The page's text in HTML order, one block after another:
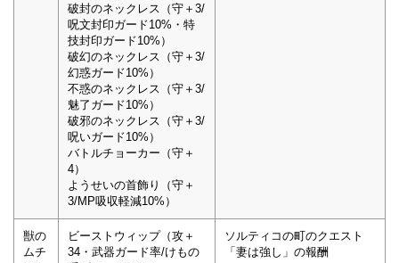
破封のネックレス（守＋3/
呪文封印ガード10%・特
技封印ガード10%）
破幻のネックレス（守＋3/
幻惑ガード10%）
不惑のネックレス（守＋3/
魅了ガード10%）
破邪のネックレス（守＋3/
呪いガード10%）
バトルチョーカー（守＋
4）
ようせいの首飾り（守＋
3/MP吸収軽減10%）
獣の
ムチ
ビーストウィップ（攻＋
34・武器ガード率/けもの
ソルティコの町のクエスト
「妻は強し」の報酬